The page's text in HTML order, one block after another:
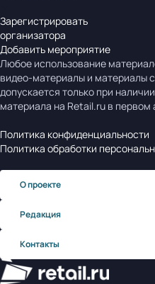
Зарегистрировать
организатора
Добавить мероприятие
Любое использование
видео-материалы и материалы
допускается только при
материала на Retail.ru в первом
Политика конфиденциальности
Политика обработки
О проекте
Редакция
Контакты